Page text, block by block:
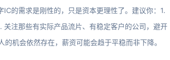
的需求是刚性的，只是资本更理性了。建议你：1.
注那些有实际产品流片、有稳定客户的公司，避开
机会依然存在，薪资可能会趋于平稳而非下降。